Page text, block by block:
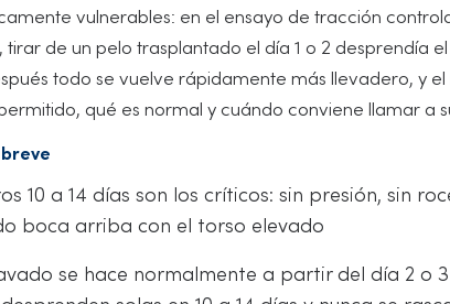
vulnerables: en el ensayo de tracción
tirar de un pelo trasplantado el día 1 o 2 desprendía
todo se vuelve rápidamente más llevadero, y
qué es normal y cuándo conviene llamar a
10 a 14 días son los críticos: sin presión, sin
boca arriba con el torso elevado
se hace normalmente a partir del día 2 o